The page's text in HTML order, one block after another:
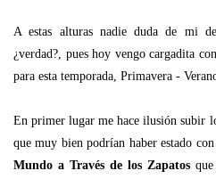
A estas alturas nadie duda de mi
¿verdad?, pues hoy vengo cargadita
para esta temporada, Primavera -
En primer lugar me hace ilusión subir
que muy bien podrían haber estado
Mundo a Través de los Zapatos